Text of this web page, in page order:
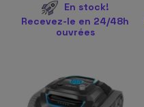
En stock!
Recevez-le en 24/48h
ouvrées